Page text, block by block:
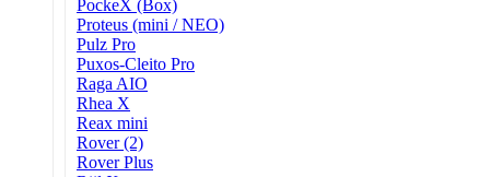
PockeX (Box)
Proteus (mini / NEO)
Pulz Pro
Puxos-Cleito Pro
Raga AIO
Rhea X
Reax mini
Rover (2)
Rover Plus